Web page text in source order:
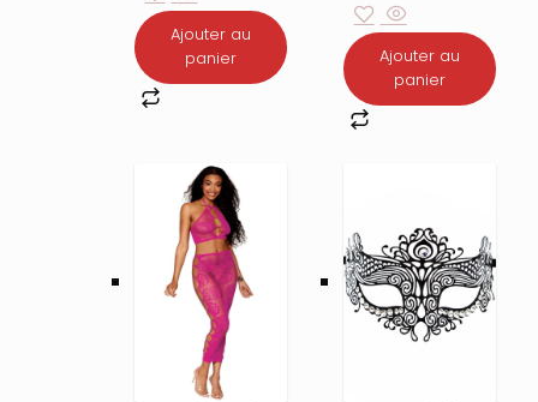
Ajouter au
panier
Ajouter au
panier